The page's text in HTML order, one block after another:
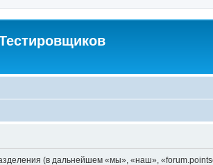
(в дальнейшем «мы», «наш»,